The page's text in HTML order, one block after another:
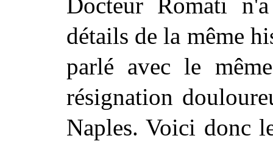
détails de la même
parlé avec le
résignation
Naples. Voici donc